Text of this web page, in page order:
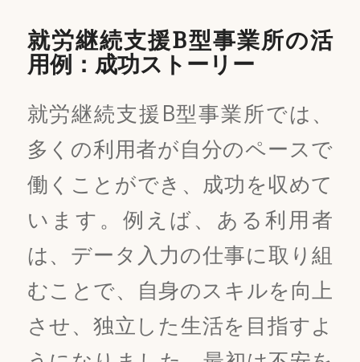
就労継続支援B型事業所の活
用例：成功ストーリー
就労継続支援B型事業所では、
多くの利用者が自分のペースで
働くことができ、成功を収めて
います。例えば、ある利用者
は、データ入力の仕事に取り組
むことで、自身のスキルを向上
させ、独立した生活を目指すよ